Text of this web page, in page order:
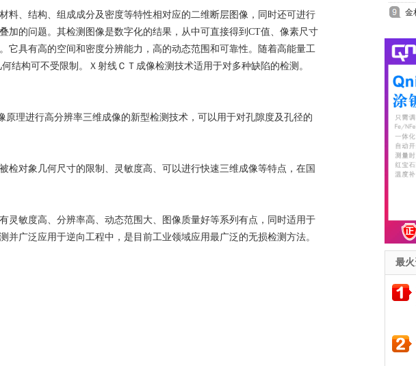
、结构、组成成分及密度等特性相对应的二维断层图像，同时还可进行
加的问题。其检测图像是数字化的结果，从中可直接得到CT值、像素尺寸
它具有高的空间和密度分辨能力，高的动态范围和可靠性。随着高能量工
结构可不受限制。Ｘ射线ＣＴ成像检测技术适用于对多种缺陷的检测。
理进行高分辨率三维成像的新型检测技术，可以用于对孔隙度及孔径的
对象几何尺寸的限制、灵敏度高、可以进行快速三维成像等特点，在国
敏度高、分辨率高、动态范围大、图像质量好等系列有点，同时适用于
广泛应用于逆向工程中，是目前工业领域应用最广泛的无损检测方法。
机
金
最